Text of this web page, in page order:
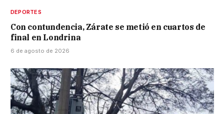
DEPORTES
Con contundencia, Zárate se metió en cuartos de
final en Londrina
6 de agosto de 2026